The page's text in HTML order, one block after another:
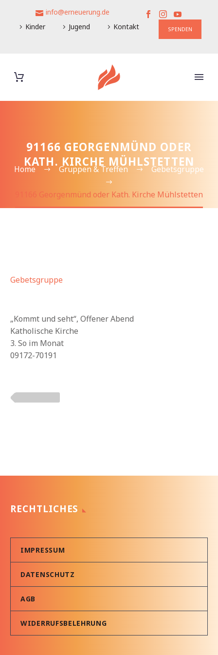
info@erneuerung.de
Kinder
Jugend Kontakt SPENDEN
91166 GEORGENMÜND ODER
KATH. KIRCHE MÜHLSTETTEN
Home Gruppen & Treffen Gebetsgruppe
91166 Georgenmünd oder Kath. Kirche Mühlstetten
Gebetsgruppe
„Kommt und seht“, Offener Abend
Katholische Kirche
3. So im Monat
09172-70191
RECHTLICHES
IMPRESSUM
DATENSCHUTZ
AGB
WIDERRUFSBELEHRUNG